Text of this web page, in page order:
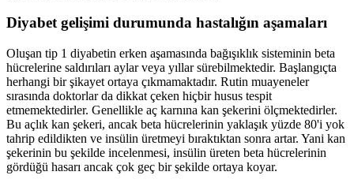
Diyabet gelişimi durumunda hastalığın aşamaları
Oluşan tip 1 diyabetin erken aşamasında bağışıklık sisteminin beta
hücrelerine saldırıları aylar veya yıllar sürebilmektedir. Başlangıçta
herhangi bir şikayet ortaya çıkmamaktadır. Rutin muayeneler
sırasında doktorlar da dikkat çeken hiçbir husus tespit
etmemektedirler. Genellikle aç karnına kan şekerini ölçmektedirler.
Bu açlık kan şekeri, ancak beta hücrelerinin yaklaşık yüzde 80'i yok
tahrip edildikten ve insülin üretmeyi bıraktıktan sonra artar. Yani kan
şekerinin bu şekilde incelenmesi, insülin üreten beta hücrelerinin
gördüğü hasarı ancak çok geç bir şekilde ortaya koyar.